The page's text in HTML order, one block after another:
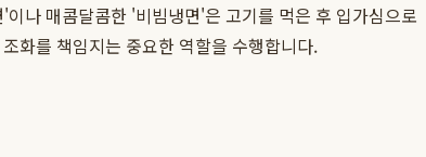
나 매콤달콤한 '비빔냉면'은 고기를 먹은 후 입가심으로
화를 책임지는 중요한 역할을 수행합니다.